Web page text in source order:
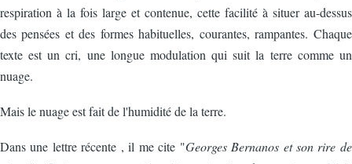
respiration à la fois large et contenue, cette facilité à situer au-dessus
des pensées et des formes habituelles, courantes, rampantes. Chaque
texte est un cri, une longue modulation qui suit la terre comme un
nuage.
Mais le nuage est fait de l'humidité de la terre.
Dans une lettre récente , il me cite "Georges Bernanos et son rire de